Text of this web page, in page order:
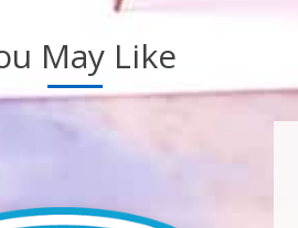
May Like